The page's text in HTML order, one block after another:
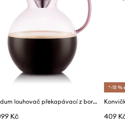
Bodum louhovač překapávací z borosilikátového skla 10,6 x 17,1 x 24,2 cm
Kč
*-15 %
409